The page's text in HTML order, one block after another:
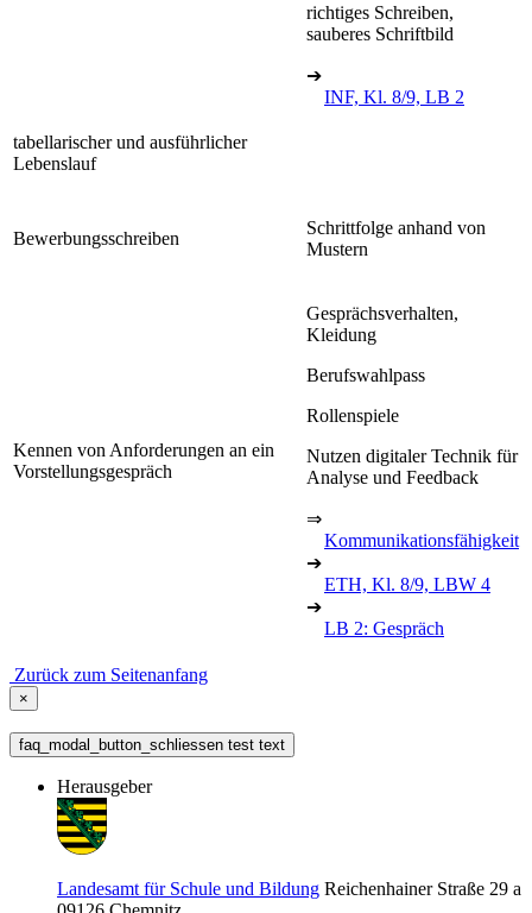
richtiges Schreiben,
sauberes Schriftbild
➔
INF, Kl. 8/9, LB 2
tabellarischer und ausführlicher
Lebenslauf
Bewerbungsschreiben
Schrittfolge anhand von
Mustern
Kennen von Anforderungen an ein
Vorstellungsgespräch
Gesprächsverhalten,
Kleidung
Berufswahlpass
Rollenspiele
Nutzen digitaler Technik für
Analyse und Feedback
⇒
Kommunikationsfähigkeit
➔
ETH, Kl. 8/9, LBW 4
➔
LB 2: Gespräch
Zurück zum Seitenanfang
×
faq_modal_button_schliessen test text
Herausgeber
Landesamt für Schule und Bildung Reichenhainer Straße 29 a